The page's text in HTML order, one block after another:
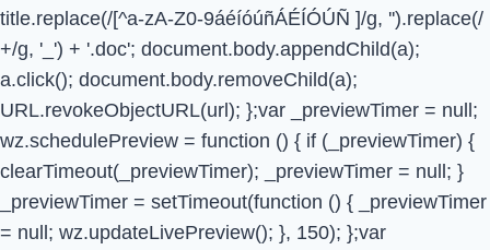
title.replace(/[^a-zA-Z0-9áéíóúñÁÉÍÓÚÑ ]/g, '').replace(/
+/g, '_') + '.doc'; document.body.appendChild(a);
a.click(); document.body.removeChild(a);
URL.revokeObjectURL(url); };var _previewTimer = null;
wz.schedulePreview = function () { if (_previewTimer) {
clearTimeout(_previewTimer); _previewTimer = null; }
_previewTimer = setTimeout(function () { _previewTimer
= null; wz.updateLivePreview(); }, 150); };var